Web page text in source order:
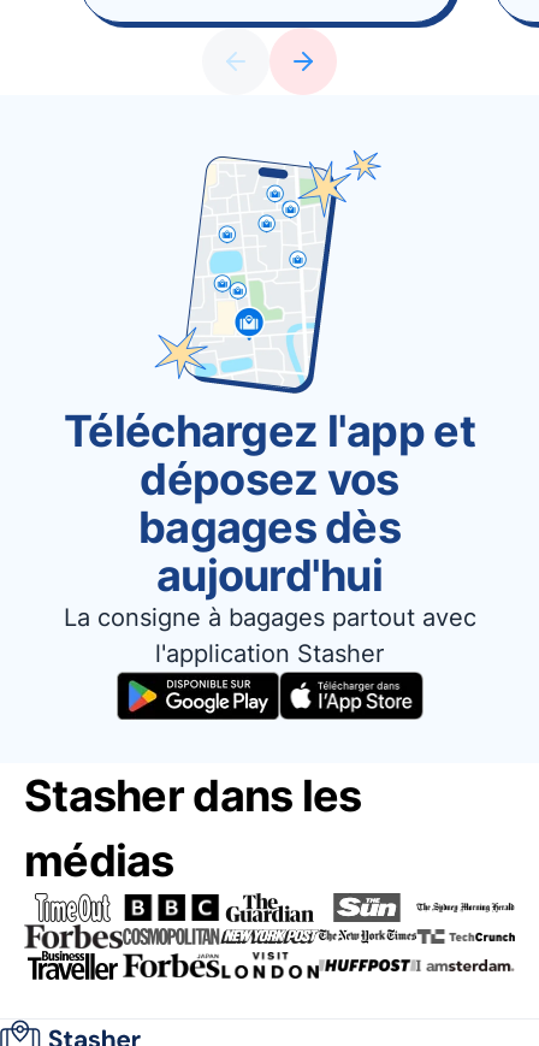
Téléchargez l'app et
déposez vos
bagages dès
aujourd'hui
La consigne à bagages partout avec
l'application Stasher
Stasher dans les
médias